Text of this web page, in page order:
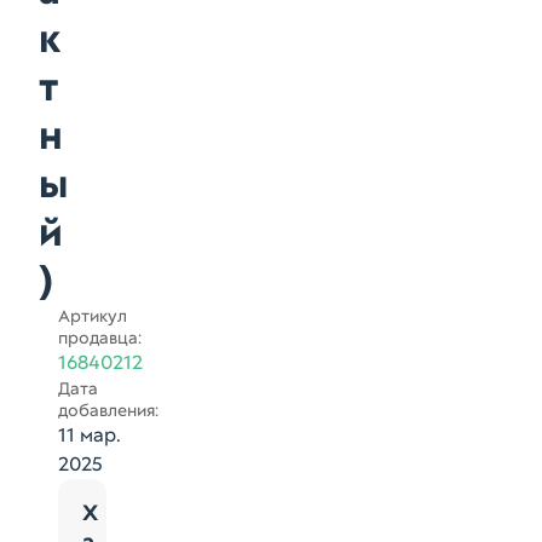
к
т
н
ы
й
)
Артикул
продавца:
16840212
Дата
добавления:
11 мар.
2025
Х